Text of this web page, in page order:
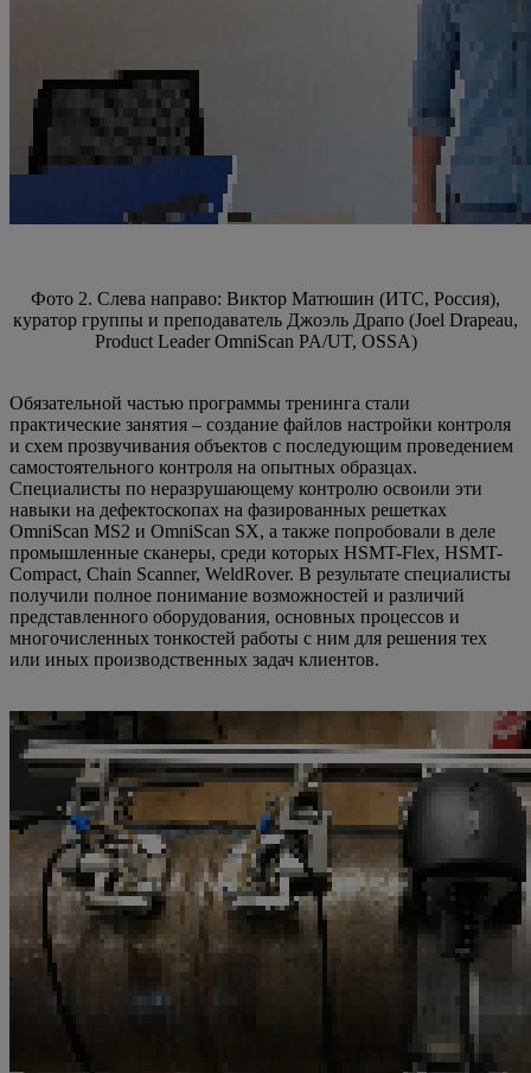
Фото 2. Слева направо: Виктор Матюшин (ИТС, Россия),
куратор группы и преподаватель Джоэль Драпо (Joel Drapeau,
Product Leader OmniScan PA/UT, OSSA)
Обязательной частью программы тренинга стали
практические занятия – создание файлов настройки контроля
и схем прозвучивания объектов с последующим проведением
самостоятельного контроля на опытных образцах.
Специалисты по неразрушающему контролю освоили эти
навыки на дефектоскопах на фазированных решетках
OmniScan MS2 и OmniScan SX, а также попробовали в деле
промышленные сканеры, среди которых HSMT-Flex, HSMT-
Compact, Chain Scanner, WeldRover. В результате специалисты
получили полное понимание возможностей и различий
представленного оборудования, основных процессов и
многочисленных тонкостей работы с ним для решения тех
или иных производственных задач клиентов.